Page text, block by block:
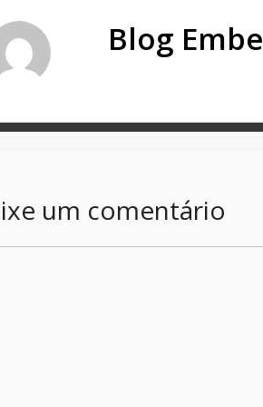
Blog
um comentário